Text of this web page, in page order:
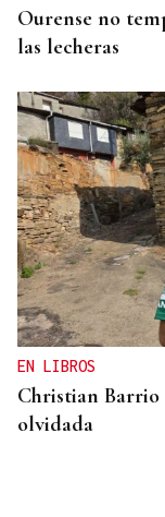
Ourense no
las lecheras
EN LIBROS
Christian
olvidada